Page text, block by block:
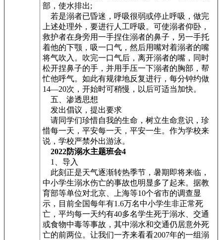
部，使水排出;
若是溺者已昏迷，呼吸很弱或停止呼吸，做完
上述处理外，要进行人工呼吸。可使溺者仰卧，
救护者在身旁用一手捏住溺者的鼻子，另一手托
着他的下颚，吸一口气，然后用嘴对着溺者的嘴
将气吹入。吹完一口气后，离开溺者的嘴，同时
松开捏鼻子的手，并用手压一下溺者的胸部，帮
忙他呼气。如此有规律地反复进行，每分钟约做
14—20次，开始时可稍慢，以后可适当加快。
五、渗透思想
发出倡议，提出要求
请同学们珍惜自我的生命，树立生命意识，珍
惜每一天，平安每一天，平安一生。作为学校来
说，学校严禁外出游泳。
2022防溺水主题班会4
1、导入
此刻正是天气逐渐转热季节，暑期即将来临，
中小学生溺水伤亡的事故也明显多了起来。据教
育部等单位对北京、上海等10个省市的调查显
示，目前全国每年有1.6万名中小学生非正常死
亡，平均每一天约有40多名学生死于溺水、交通
或食物中毒等事故，其中溺水和交通仍居意外死
亡的前两位。让我们一齐来看看2007年的一组溺